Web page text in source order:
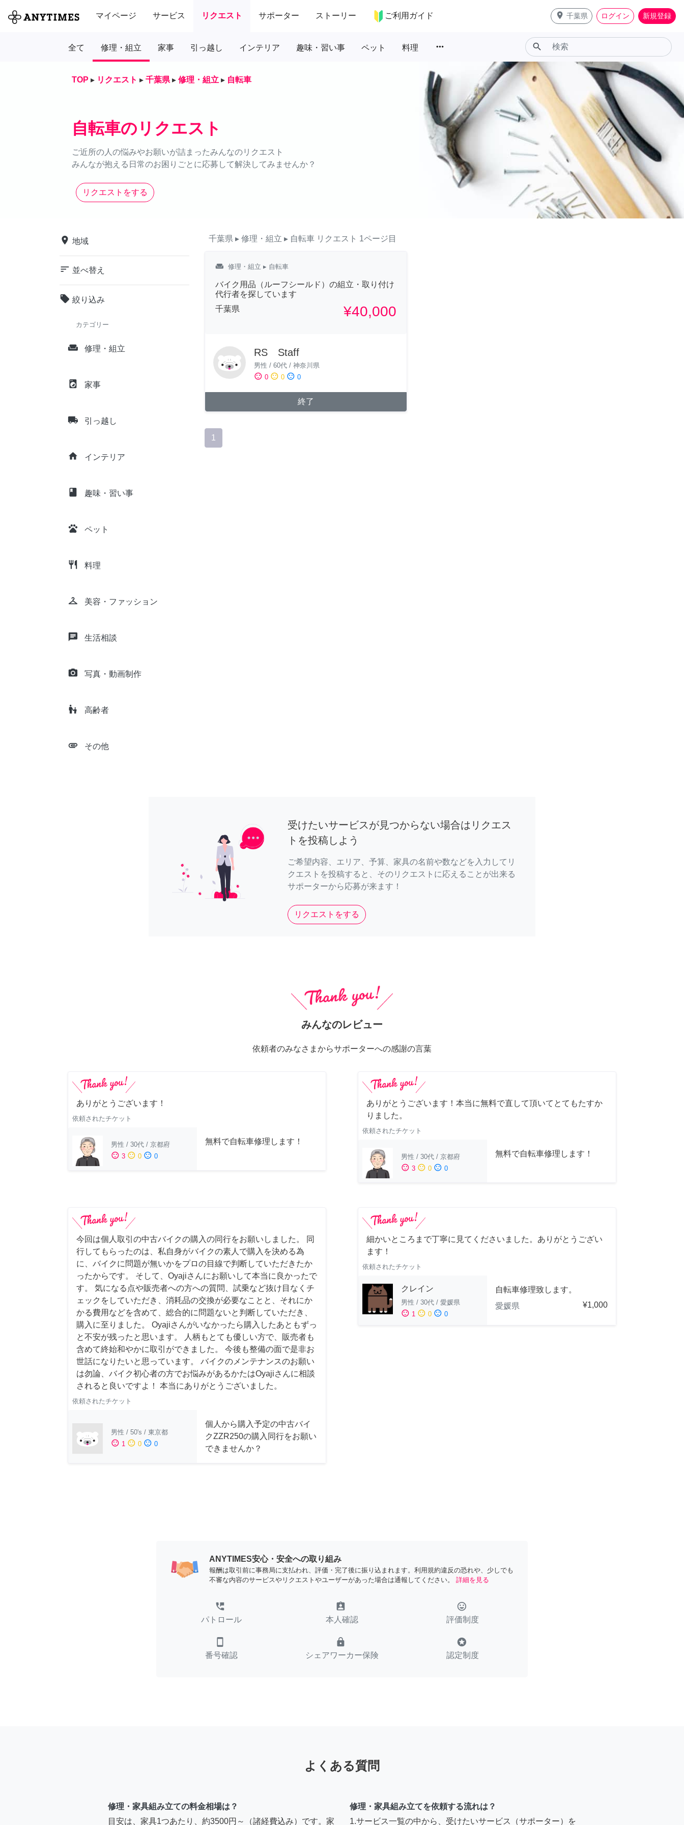
マイページ サービス リクエスト サポーター ストーリー ご利用ガイド place 千葉県 ログイン 新規登録
全て 修理・組立 家事 引っ越し インテリア 趣味・習い事 ペット 料理 more_horiz search
TOP ▸ リクエスト ▸ 千葉県 ▸ 修理・組立 ▸ 自転車
自転車のリクエスト
ご近所の人の悩みやお願いが詰まったみんなのリクエスト
みんなが抱える日常のお困りごとに応募して解決してみませんか？
リクエストをする
place 地域
sort 並べ替え
local_offer 絞り込み
カテゴリー
weekend 修理・組立
local_laundry_service 家事
local_shipping 引っ越し
home インテリア
class 趣味・習い事
pets ペット
restaurant 料理
checkroom 美容・ファッション
chat 生活相談
camera_alt 写真・動画制作
escalator_warning 高齢者
attachment その他
千葉県 ▸ 修理・組立 ▸ 自転車 リクエスト 1ページ目
weekend 修理・組立 ▸ 自転車
バイク用品（ルーフシールド）の組立・取り付け
代行者を探しています
千葉県
¥40,000
RS Staff
男性 / 60代 / 神奈川県
sentiment_satisfied 0 sentiment_neutral 0 sentiment_dissatisfied 0
終了
1
受けたいサービスが見つからない場合はリクエス
トを投稿しよう
ご希望内容、エリア、予算、家具の名前や数などを入力してリ
クエストを投稿すると、そのリクエストに応えることが出来る
サポーターから応募が来ます！
リクエストをする
みんなのレビュー
依頼者のみなさまからサポーターへの感謝の言葉
ありがとうございます！
依頼されたチケット
男性 / 30代 / 京都府
sentiment_satisfied 3 sentiment_neutral 0 sentiment_dissatisfied 0
無料で自転車修理します！
ありがとうございます！本当に無料で直して頂いてとてもたすか
りました。
依頼されたチケット
男性 / 30代 / 京都府
sentiment_satisfied 3 sentiment_neutral 0 sentiment_dissatisfied 0
無料で自転車修理します！
今回は個人取引の中古バイクの購入の同行をお願いしました。 同
行してもらったのは、私自身がバイクの素人で購入を決める為
に、バイクに問題が無いかをプロの目線で判断していただきたか
ったからです。 そして、Oyajiさんにお願いして本当に良かったで
す。 気になる点や販売者への方への質問、試乗など抜け目なくチ
ェックをしていただき、消耗品の交換が必要なことと、それにか
かる費用などを含めて、総合的に問題ないと判断していただき、
購入に至りました。 Oyajiさんがいなかったら購入したあともずっ
と不安が残ったと思います。 人柄もとても優しい方で、販売者も
含めて終始和やかに取引ができました。 今後も整備の面で是非お
世話になりたいと思っています。 バイクのメンテナンスのお願い
は勿論、バイク初心者の方でお悩みがあるかたはOyajiさんに相談
されると良いですよ！ 本当にありがとうございました。
依頼されたチケット
男性 / 50's / 東京都
sentiment_satisfied 1 sentiment_neutral 0 sentiment_dissatisfied 0
個人から購入予定の中古バイ
クZZR250の購入同行をお願い
できませんか？
細かいところまで丁寧に見てくださいました。ありがとうござい
ます！
依頼されたチケット
クレイン
男性 / 30代 / 愛媛県
sentiment_satisfied 1 sentiment_neutral 0 sentiment_dissatisfied 0
自転車修理致します。
愛媛県
¥1,000
ANYTIMES安心・安全への取り組み
報酬は取引前に事務局に支払われ、評価・完了後に振り込まれます。利用規約違反の恐れや、少しでも
不審な内容のサービスやリクエストやユーザーがあった場合は通報してください。
詳細を見る
perm_phone_msg
パトロール
assignment_ind
本人確認
tag_faces
評価制度
smartphone
番号確認
lock
シェアワーカー保険
stars
認定制度
よくある質問
修理・家具組み立ての料金相場は？
目安は、家具1つあたり、約3500円～（諸経費込み）です。家
修理・家具組み立てを依頼する流れは？
1.サービス一覧の中から、受けたいサービス（サポーター）を